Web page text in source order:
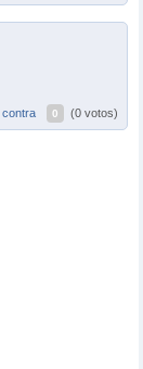
contra 0 (0 votos)